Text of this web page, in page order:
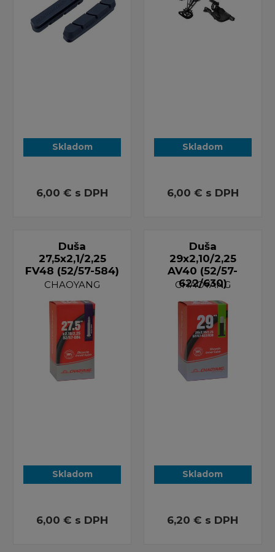
Skladom
6,00 € s DPH
Skladom
6,00 € s DPH
Duša
27,5x2,1/2,25
FV48 (52/57-584)
CHAOYANG
Skladom
6,00 € s DPH
Duša
29x2,10/2,25
AV40 (52/57-
622/630)
CHAOYANG
Skladom
6,20 € s DPH